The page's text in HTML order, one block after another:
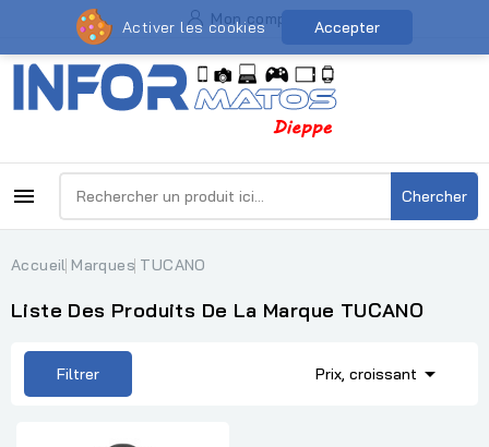
Mon compte
 Chercher
Accueil Marques TUCANO
Liste Des Produits De La Marque TUCANO
Filtrer Prix, croissant 
Activer les cookies Accepter